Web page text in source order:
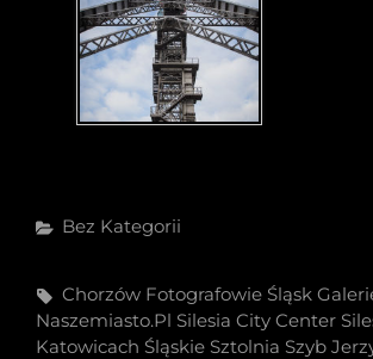
Categories
Bez Kategorii
Tags,
Chorzów Fotografowie Śląsk
Naszemiasto.pl Silesia City Center
Katowicach Śląskie Sztolnia Szyb